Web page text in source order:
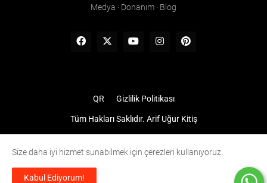
Medya · Donanım · Blog
Tüm Hakları Saklıdır. Arif Uğur Kitiş
QR Gizlilik Politikası
Size daha iyi hizmet sunabilmek için çerezleri kullanıyoruz.
Kabul Ediyorum!